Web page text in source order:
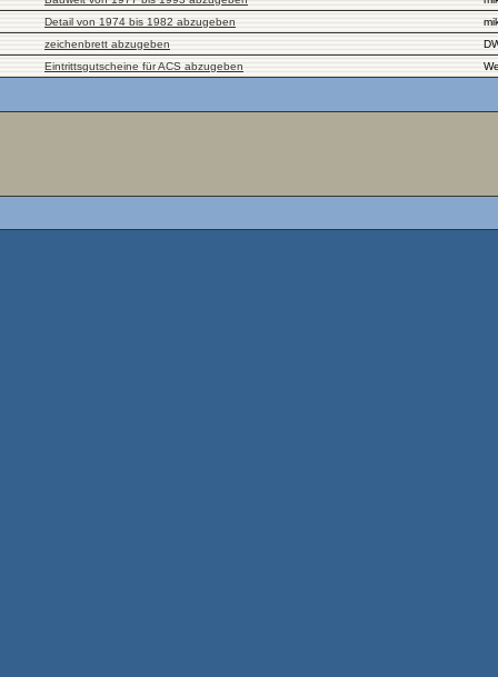
Detail von 1974 bis 1982 abzugeben
zeichenbrett abzugeben
Eintrittsgutscheine für ACS abzugeben